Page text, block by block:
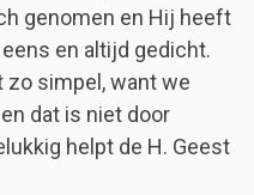
genomen en Hij heeft
en altijd gedicht.
zo simpel, want we
dat is niet door
helpt de H. Geest